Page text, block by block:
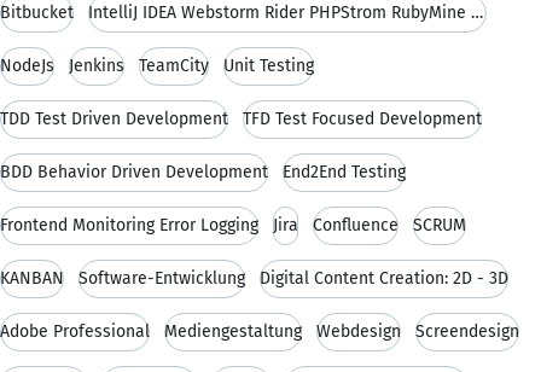
Bitbucket IntelliJ IDEA Webstorm Rider PHPStrom RubyMine CLi
NodeJs Jenkins TeamCity Unit Testing
TDD Test Driven Development TFD Test Focused Development
BDD Behavior Driven Development End2End Testing
Frontend Monitoring Error Logging Jira Confluence SCRUM
KANBAN Software-Entwicklung Digital Content Creation: 2D - 3D
Adobe Professional Mediengestaltung Webdesign Screendesign